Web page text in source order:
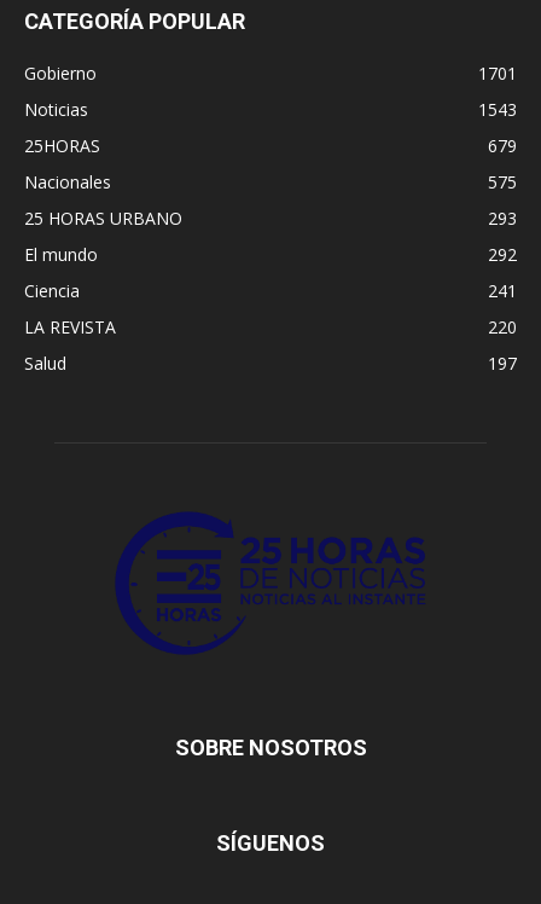
CATEGORÍA POPULAR
Gobierno
1701
Noticias
1543
25HORAS
679
Nacionales
575
25 HORAS URBANO
293
El mundo
292
Ciencia
241
LA REVISTA
220
Salud
197
SOBRE NOSOTROS
SÍGUENOS